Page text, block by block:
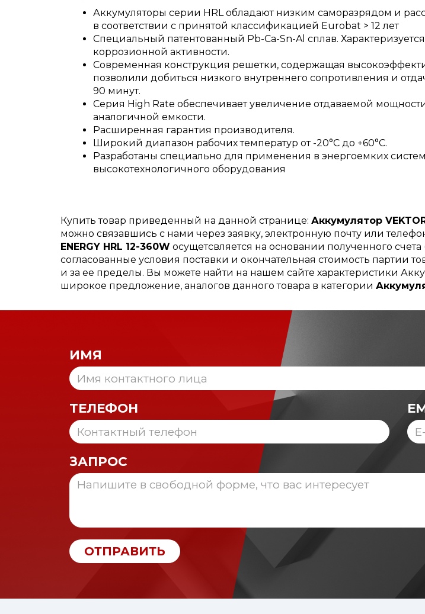
Аккумуляторы серии HRL обладают низким саморазрядом и
в соответствии с принятой классификацией Eurobat > 12 лет
Специальный патентованный Pb-Ca-Sn-Al сплав.
коррозионной активности.
Современная конструкция решетки, содержащая
позволили добиться низкого внутреннего сопротивления и
90 минут.
Серия High Rate обеспечивает увеличение отдаваемой
аналогичной емкости.
Расширенная гарантия производителя.
Широкий диапазон рабочих температур от -20°C до +60°C.
Разработаны специально для применения в энергоемких
высокотехнологичного оборудования
Купить товар приведенный на данной странице: Аккумулятор
можно связавшись с нами через заявку, электронную почту или
ENERGY HRL 12-360W осущетсвляется на основании полученного
согласованные условия поставки и окончательная стоимость партии
и за ее пределы. Вы можете найти на нашем сайте характеристики
широкое предложение, аналогов данного товара в категории
ИМЯ
ТЕЛЕФОН
ЗАПРОС
ОТПРАВИТЬ